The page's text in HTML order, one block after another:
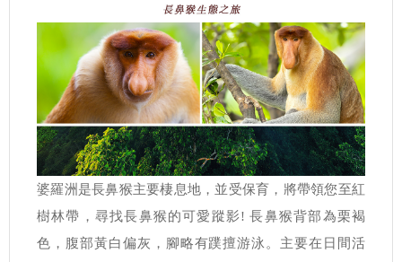
婆羅洲是長鼻猴主要棲息地，並受保育，將帶領您至紅
樹林帶，尋找長鼻猴的可愛蹤影! 長鼻猴背部為栗褐
色，腹部黃白偏灰，腳略有蹼擅游泳。主要在日間活